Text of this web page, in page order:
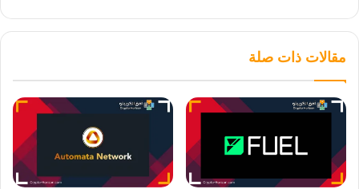
مقالات ذات صلة